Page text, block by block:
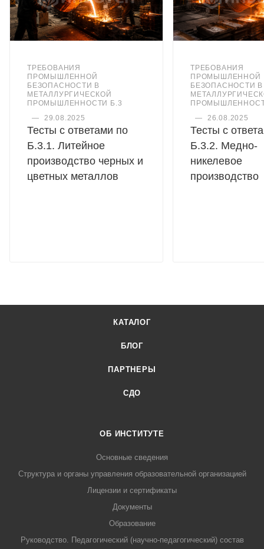
ТРЕБОВАНИЯ
ПРОМЫШЛЕННОЙ
БЕЗОПАСНОСТИ В
МЕТАЛЛУРГИЧЕСКОЙ
ПРОМЫШЛЕННОСТИ Б.3
—
29.08.2025
Тесты с ответами по
Б.3.1. Литейное
производство черных и
цветных металлов
ТРЕБОВАНИЯ
ПРОМЫШЛЕННОЙ
БЕЗОПАСНОСТИ В
—
26.08.2025
Тесты с
Б.3.2. Медно-
никелевое
производство
КАТАЛОГ
БЛОГ
ПАРТНЕРЫ
СДО
ОБ ИНСТИТУТЕ
Основные сведения
Структура и органы управления образовательной организацией
Лицензии и сертификаты
Документы
Образование
Руководство. Педагогический (научно-педагогический) состав